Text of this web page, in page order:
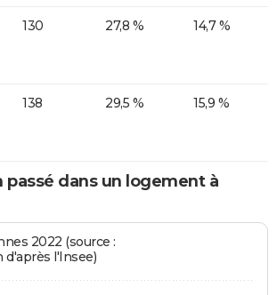
130 27,8 % 14,7 %
138 29,5 % 15,9 %
passé dans un logement à
2022 (source :
d'après l'Insee)